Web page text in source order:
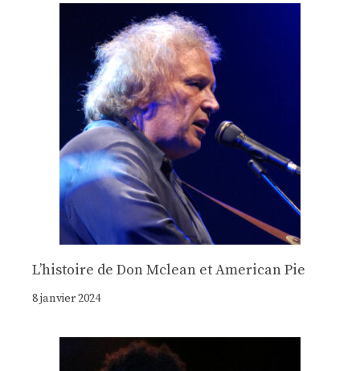
Lʼhistoire de Don Mclean et American Pie
8 janvier 2024